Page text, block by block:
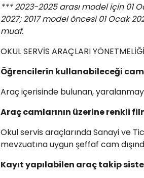
*** 2023-2025 arası model için 01
2027; 2017 model öncesi 01 Ocak
muaf.
OKUL SERVİS ARAÇLARI YÖNETMELİĞİ
Öğrencilerin kullanabileceği
Araç içerisinde bulunan,
Araç camlarının üzerine renkli
Okul servis araçlarında Sanayi ve
mevzuatına uygun şeffaf cam
Kayıt yapılabilen araç takip